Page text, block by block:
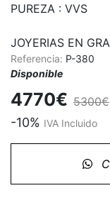
PUREZA : VVS
JOYERIAS EN
Referencia: P-380
Disponible
4770€ 5300€
-10% IVA Incluido